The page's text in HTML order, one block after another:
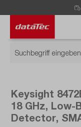
Keysight
18 GHz,
Detector,